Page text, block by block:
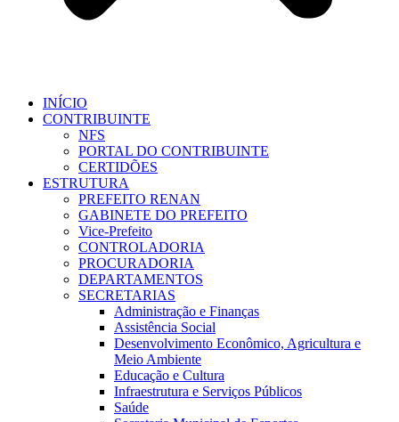
INÍCIO
CONTRIBUINTE
NFS
PORTAL DO CONTRIBUINTE
CERTIDÕES
ESTRUTURA
PREFEITO RENAN
GABINETE DO PREFEITO
Vice-Prefeito
CONTROLADORIA
PROCURADORIA
DEPARTAMENTOS
SECRETARIAS
Administração e Finanças
Assistência Social
Desenvolvimento Econômico, Agricultura e
Meio Ambiente
Educação e Cultura
Infraestrutura e Serviços Públicos
Saúde